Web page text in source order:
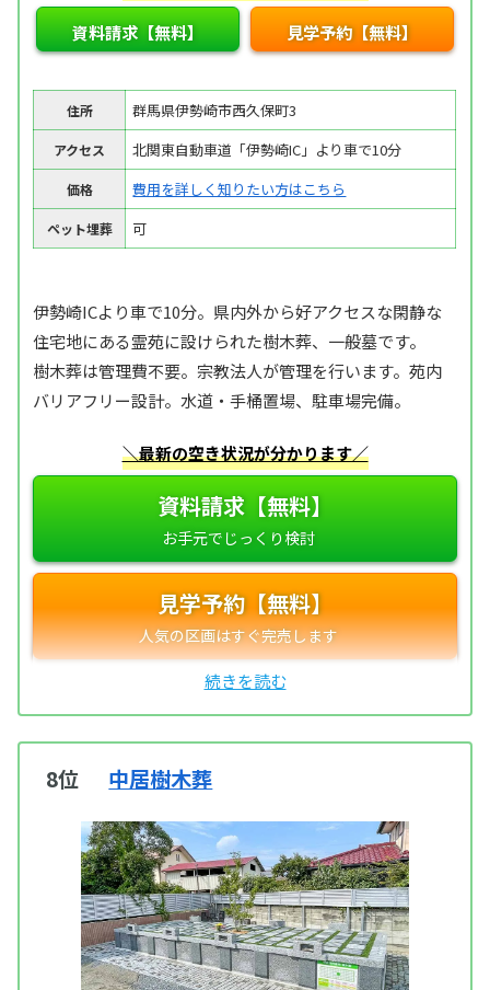
資料請求【無料】 見学予約【無料】
住所 群馬県伊勢崎市西久保町3
アクセス 北関東自動車道「伊勢崎IC」より車で10分
価格 費用を詳しく知りたい方はこちら
ペット埋葬 可
伊勢崎ICより車で10分。県内外から好アクセスな閑静な
住宅地にある霊苑に設けられた樹木葬、一般墓です。
樹木葬は管理費不要。宗教法人が管理を行います。苑内
バリアフリー設計。水道・手桶置場、駐車場完備。
＼最新の空き状況が分かります／
資料請求【無料】
見学予約【無料】
8位 中居樹木葬